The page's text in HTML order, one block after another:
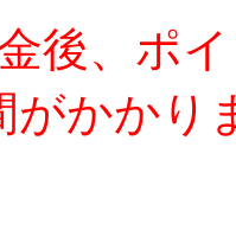
後、ポ
がかかり